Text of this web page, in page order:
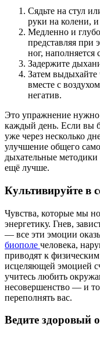
Сядьте на стул
руки на колени, и
Медленно и
представляя при
ног,
Задержите
Затем выдыхайте
вместе с
негатив.
Это упражнение нужно
каждый день. Если вы
уже через несколько
улучшение общего
дыхательные методики
ещё лучше.
Культивируйте в
Чувства, которые мы
энергетику. Гнев,
— все эти эмоции
биополе человека,
приводят к
исцеляющей эмоцией
учитесь любить
несовершенство — и
переполнять вас.
Ведите здоровый